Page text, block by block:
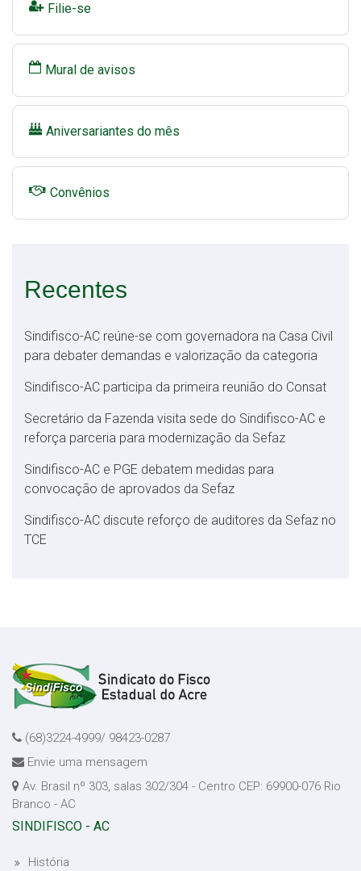
Filie-se
Mural de avisos
Aniversariantes do mês
Convênios
Recentes
Sindifisco-AC reúne-se com governadora na Casa Civil
para debater demandas e valorização da categoria
Sindifisco-AC participa da primeira reunião do Consat
Secretário da Fazenda visita sede do Sindifisco-AC e
reforça parceria para modernização da Sefaz
Sindifisco-AC e PGE debatem medidas para
convocação de aprovados da Sefaz
Sindifisco-AC discute reforço de auditores da Sefaz no
TCE
(68)3224-4999/ 98423-0287
Envie uma mensagem
Av. Brasil nº 303, salas 302/304 - Centro CEP: 69900-076 Rio
Branco - AC
SINDIFISCO - AC
História